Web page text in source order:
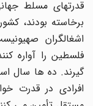
قدرتهای مسلط
برخاسته بودند،
اشغالگران
فلسطین را آواره
گیرند. ده ها سال
افرادی در قدرت